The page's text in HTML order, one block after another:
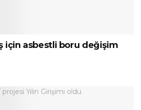
için asbestli boru değişim